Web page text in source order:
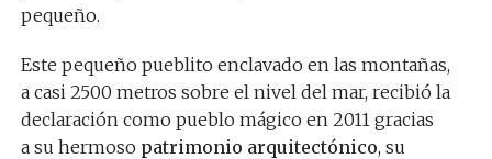
pequeño.
Este pequeño pueblito enclavado en las montañas,
a casi 2500 metros sobre el nivel del mar, recibió la
declaración como pueblo mágico en 2011 gracias
a su hermoso patrimonio arquitectónico, su